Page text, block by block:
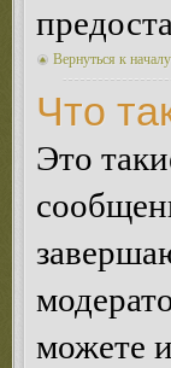
Вернуться к началу
Что
Это
можете